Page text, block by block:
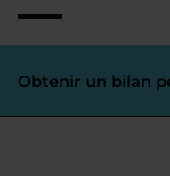
Obtenir un bilan